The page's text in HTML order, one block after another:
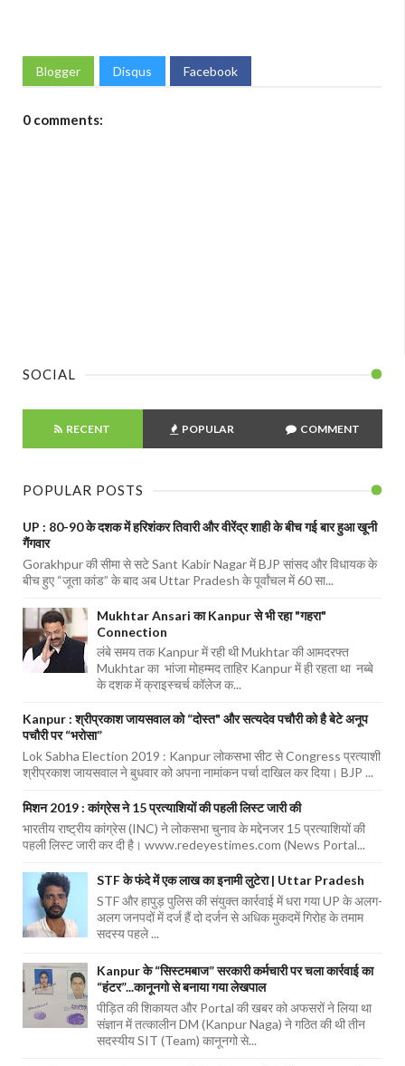
Blogger Disqus Facebook
0 comments:
SOCIAL
RECENT POPULAR COMMENT
POPULAR POSTS
UP : 80-90 के दशक में हरिशंकर तिवारी और वीरेंद्र शाही के बीच गई बार हुआ खूनी
गैंगवार
Gorakhpur की सीमा से सटे Sant Kabir Nagar में BJP सांसद और विधायक के
बीच हुए “जूता कांड” के बाद अब Uttar Pradesh के पूर्वांचल में 60 सा...
Mukhtar Ansari का Kanpur से भी रहा "गहरा"
Connection
लंबे समय तक Kanpur में रही थी Mukhtar की आमदरफ्त
Mukhtar का भांजा मोहम्मद ताहिर Kanpur में ही रहता था नब्बे
के दशक में क्राइस्चर्च कॉलेज क...
Kanpur : श्रीप्रकाश जायसवाल को “दोस्त" और सत्यदेव पचौरी को है बेटे अनूप
पचौरी पर “भरोसा”
Lok Sabha Election 2019 : Kanpur लोकसभा सीट से Congress प्रत्याशी
श्रीप्रकाश जायसवाल ने बुधवार को अपना नामांकन पर्चा दाखिल कर दिया। BJP ...
मिशन 2019 : कांग्रेस ने 15 प्रत्याशियों की पहली लिस्ट जारी की
भारतीय राष्ट्रीय कांग्रेस (INC) ने लोकसभा चुनाव के मद्देनजर 15 प्रत्याशियों की
पहली लिस्ट जारी कर दी है। www.redeyestimes.com (News Portal...
STF के फंदे में एक लाख का इनामी लुटेरा | Uttar Pradesh
STF और हापुड़ पुलिस की संयुक्त कार्रवाई में धरा गया UP के अलग-
अलग जनपदों में दर्ज हैं दो दर्जन से अधिक मुकदमें गिरोह के तमाम
सदस्य पहले ...
Kanpur के “सिस्टमबाज” सरकारी कर्मचारी पर चला कार्रवाई का
“हंटर”...कानूनगो से बनाया गया लेखपाल
पीड़ित की शिकायत और Portal की खबर को अफसरों ने लिया था
संज्ञान में तत्कालीन DM (Kanpur Naga) ने गठित की थी तीन
सदस्यीय SIT (Team) कानूनगो से...